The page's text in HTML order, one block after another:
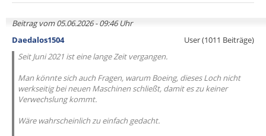
Beitrag vom 05.06.2026 - 09:46 Uhr
Daedalos1504
User (1011 Beiträge)
Seit Juni 2021 ist eine lange Zeit vergangen.
Man könnte sich auch Fragen, warum Boeing, dieses Loch nicht
werkseitig bei neuen Maschinen schließt, damit es zu keiner
Verwechslung kommt.
Wäre wahrscheinlich zu einfach gedacht.